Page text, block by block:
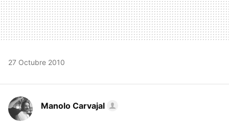
27 Octubre 2010
Manolo Carvajal